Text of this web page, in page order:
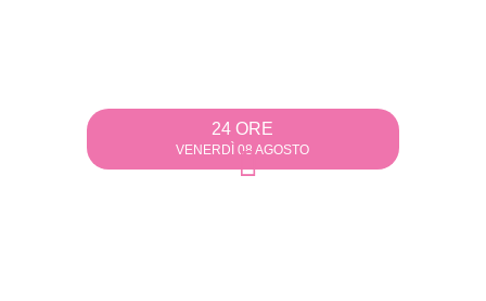
24 ORE
VENERDÌ 08 AGOSTO